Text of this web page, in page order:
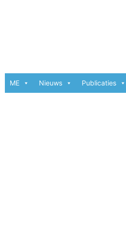
ME Nieuws Publicaties